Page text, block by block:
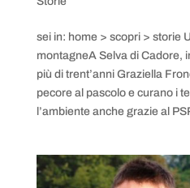
sei in: home > scopri > storie
montagneA Selva di Cadore,
più di trent’anni Graziella
pecore al pascolo e curano i
l’ambiente anche grazie al